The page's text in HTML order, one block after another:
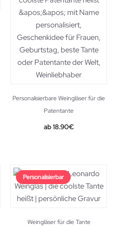
Personalisierbare Weingläser für die
Patentante
18.90€
Personalisierbar
Weingläser für die Tante